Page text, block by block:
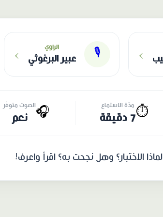
›
🎙 الراوي
عبير البرغوثي ›
⏱️ مدّة الاستماع
7 دقيقة 🎧الصوت متوفّر
نعم
الاختبار؟ وهل نجحت به؟ اقرأ واعرف!